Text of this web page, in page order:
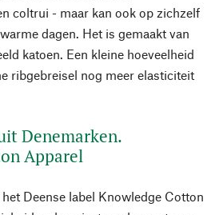
coltrui - maar kan ook op zichzelf
dagen. Het is gemaakt van
katoen. Een kleine hoeveelheid
ribgebreisel nog meer elasticiteit
Denemarken.
Apparel
Deense label Knowledge Cotton